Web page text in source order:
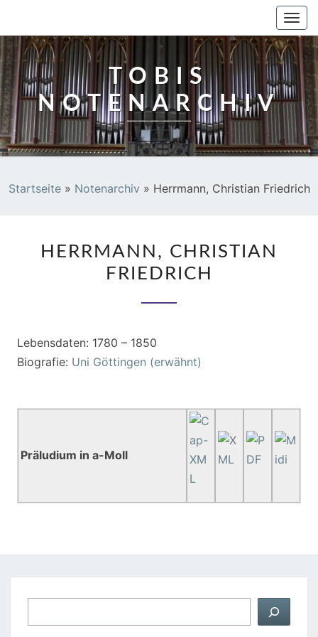
TOBIS
NOTENARCHIV
Startseite» Notenarchiv » Herrmann, Christian Friedrich
CHRISTIAN
FRIEDRICH
HERRMANN, CHRISTIAN
FRIEDRICH
Lebensdaten: 1780 – 1850
Biografie: Uni Göttingen (erwähnt)
Präludium in a-Moll